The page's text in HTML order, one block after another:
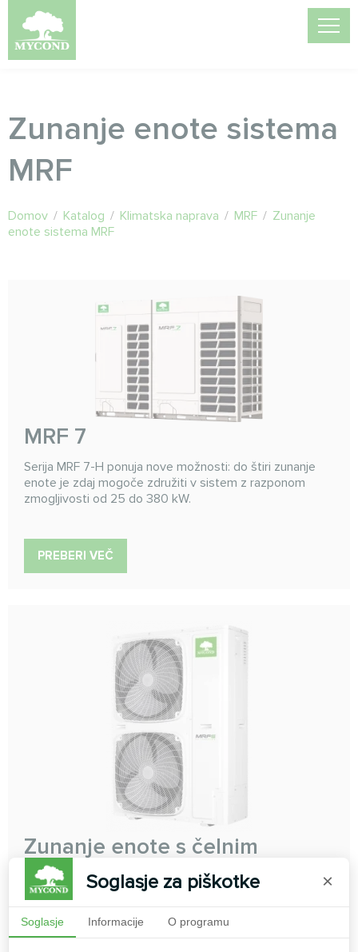
Zunanje enote sistema
MRF
Domov / Katalog / Klimatska naprava / MRF / Zunanje
enote sistema MRF
MRF 7
Serija MRF 7-H ponuja nove možnosti: do štiri zunanje
enote je zdaj mogoče združiti v sistem z razponom
zmogljivosti od 25 do 380 kW.
PREBERI VEČ
Zunanje enote s čelnim
izpustom MRF S
Popolna kompaktna rešitev
Zmogljivost hlajenja:
Soglasje za piškotke ×
Soglasje Informacije O programu